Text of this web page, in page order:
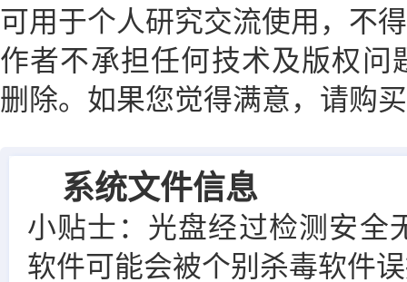
可用于个人研究交流使用，不
作者不承担任何技术及版权问
删除。如果您觉得满意，请购
系统文件信息
小贴士：光盘经过检测安全
软件可能会被个别杀毒软件